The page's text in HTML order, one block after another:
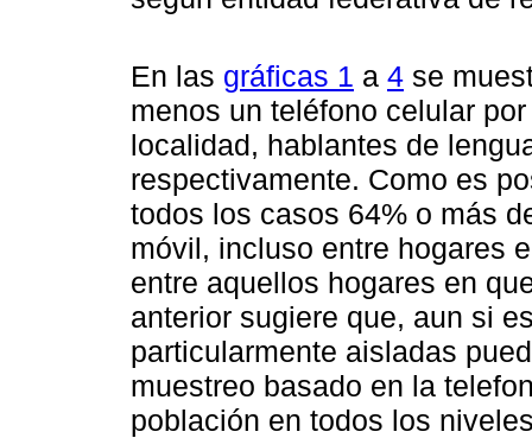
En las gráficas 1 a 4 se
menos un teléfono celular
localidad, hablantes de
respectivamente. Como es
todos los casos 64% o más
móvil, incluso entre hogares
entre aquellos hogares en
anterior sugiere que, aun si
particularmente aisladas
muestreo basado en la
población en todos los